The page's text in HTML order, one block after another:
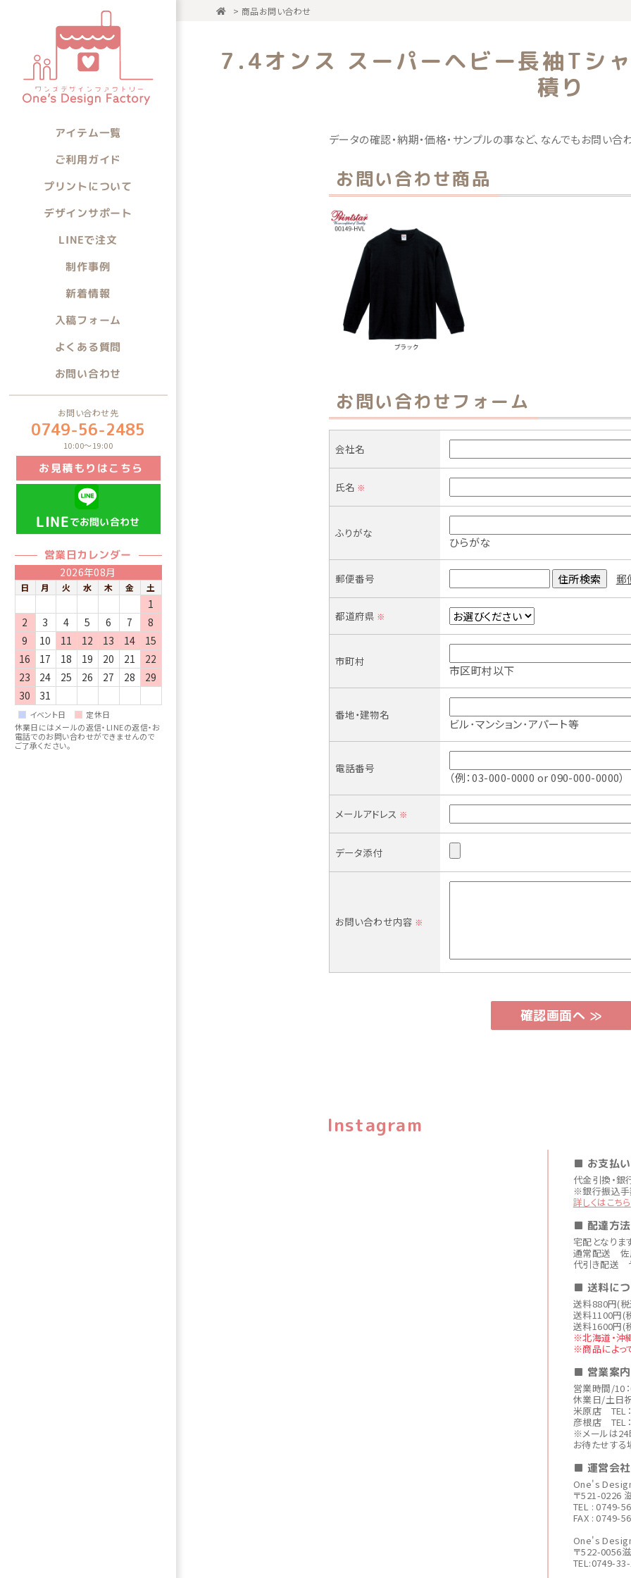
アイテム一覧
アイテム一覧
アイテムから選ぶ
ご利用ガイド
プリントについて
デザインサポート
LINEで注文
制作事例
新着情報
入稿フォーム
よくある質問
お問い合わせ
お問い合わせ先
0749-56-2485
10:00～19:00
お見積もりはこちら
LINEでお問い合わせ
営業日カレンダー
2026年08月
日 月 火 水 木 金 土
1
2
3 4 5 6 7
8
9
10 11 12 13 14
15
16
17 18 19 20 21
22
23
24 25 26 27 28
29
30
31
イベント日
定休日
休業日にはメールの返信・LINEの返信・お
電話でのお問い合わせができませんので
ご了承ください。
> 商品お問い合わせ
7.4オンス スーパーヘビー長袖Tシ
積り
データの確認・納期・価格・サンプルの事など、なんでもお問い合
お問い合わせ商品
お問い合わせフォーム
会社名
氏名 ※
ふりがな
ひらがな
郵便番号 郵
都道府県 ※
市町村
市区町村以下
番地・建物名
ビル･マンション･アパート等
電話番号
（例：03-000-0000 or 090-000-0000）
メールアドレス ※
データ添付
お問い合わせ内容 ※
Instagram
■ お支払
代金引換・銀
※銀行振込手
詳しくはこちら
■ 配達方法
宅配となりま
通常配送 佐
代引き配送
■ 送料に
送料880円(税
送料1100円(税
送料1600円(税
※北海道・沖
※商品によっ
■ 営業案内
営業時間/10
休業日/土日
米原店 TEL
彦根店 TEL
※メールは24
お待たせする
■ 運営会
One's
〒521-0226
TEL : 0749-
FAX : 0749-
One's
〒522-0056
TEL:0749-